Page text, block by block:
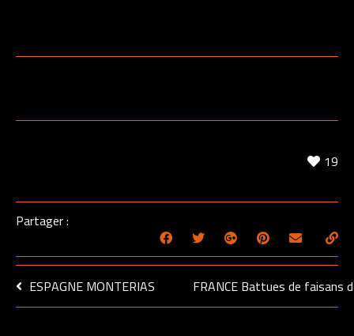
19
Partager :
ESPAGNE MONTERIAS FRANCE Battues de faisans